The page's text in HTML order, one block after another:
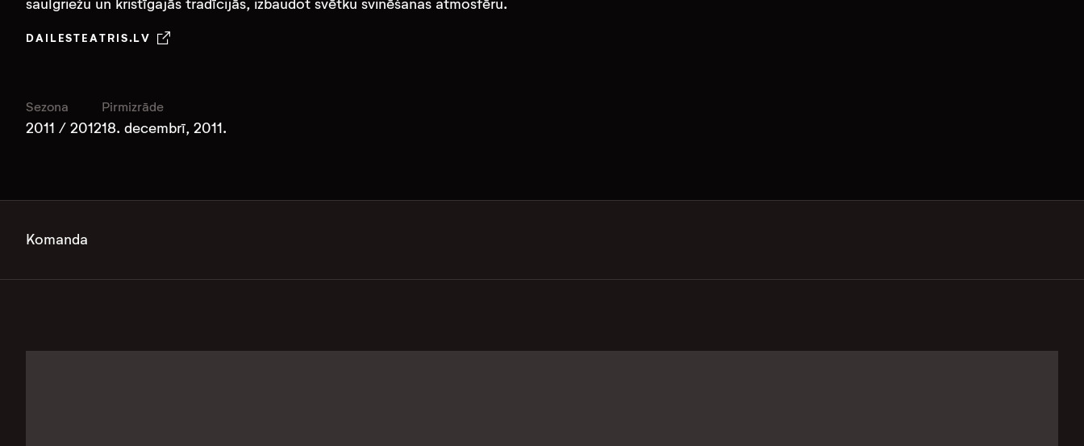
saulgriežu un kristīgajās tradīcijās, izbaudot svētku svinēšanas atmosfēru.
DAILESTEATRIS.LV
Sezona
2011 / 2012
Pirmizrāde
18. decembrī, 2011.
Komanda